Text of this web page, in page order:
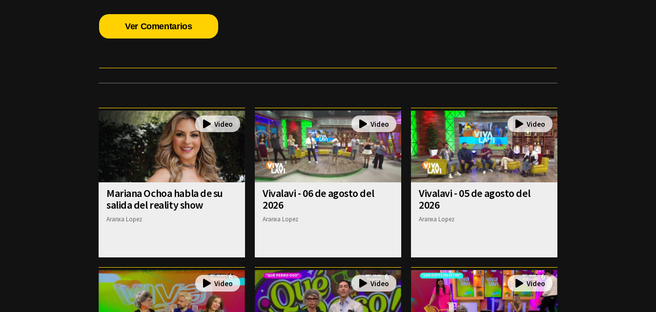
Ver Comentarios
Mariana Ochoa habla de su
salida del reality show
Aranxa Lopez
Vivalavi - 06 de agosto del
2026
Aranxa Lopez
Vivalavi - 05 de agosto del
2026
Aranxa Lopez